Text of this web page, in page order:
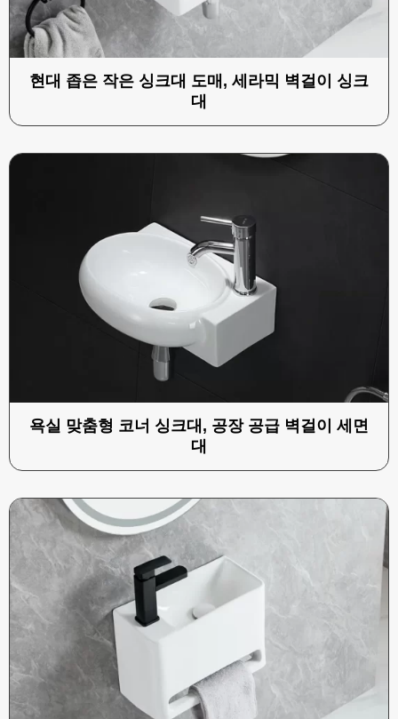
현대 좁은 작은 싱크대 도매, 세라믹 벽걸이 싱크
대
욕실 맞춤형 코너 싱크대, 공장 공급 벽걸이 세면
대